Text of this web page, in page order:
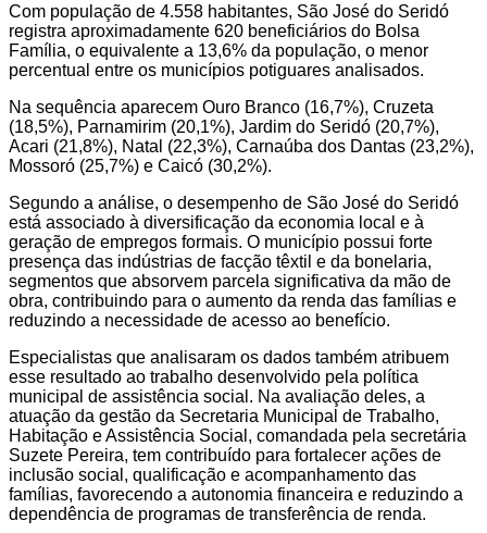
Com população de 4.558 habitantes, São José do Seridó
registra aproximadamente 620 beneficiários do Bolsa
Família, o equivalente a 13,6% da população, o menor
percentual entre os municípios potiguares analisados.
Na sequência aparecem Ouro Branco (16,7%), Cruzeta
(18,5%), Parnamirim (20,1%), Jardim do Seridó (20,7%),
Acari (21,8%), Natal (22,3%), Carnaúba dos Dantas (23,2%),
Mossoró (25,7%) e Caicó (30,2%).
Segundo a análise, o desempenho de São José do Seridó
está associado à diversificação da economia local e à
geração de empregos formais. O município possui forte
presença das indústrias de facção têxtil e da bonelaria,
segmentos que absorvem parcela significativa da mão de
obra, contribuindo para o aumento da renda das famílias e
reduzindo a necessidade de acesso ao benefício.
Especialistas que analisaram os dados também atribuem
esse resultado ao trabalho desenvolvido pela política
municipal de assistência social. Na avaliação deles, a
atuação da gestão da Secretaria Municipal de Trabalho,
Habitação e Assistência Social, comandada pela secretária
Suzete Pereira, tem contribuído para fortalecer ações de
inclusão social, qualificação e acompanhamento das
famílias, favorecendo a autonomia financeira e reduzindo a
dependência de programas de transferência de renda.